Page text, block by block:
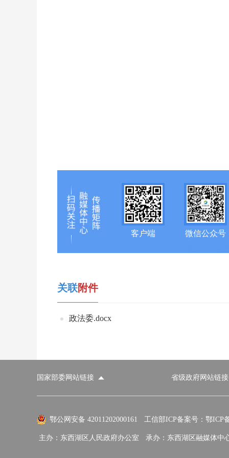
客户端 微信公众号
关联附件
政法委.docx
国家部委网站链接 省级政府网站链接
国家部委网站 省级政府网站 市
外交部 国防部
鄂公网安备 42011202000161 工信部ICP备案号：鄂ICP
主办：东西湖区人民政府办公室 承办：东西湖区融媒体中